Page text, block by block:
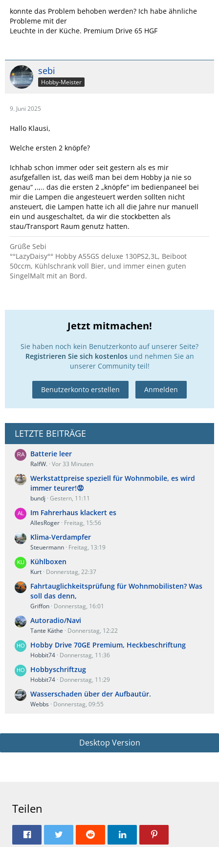
konnte das Problem behoben werden? Ich habe ähnliche
Probleme mit der
Leuchte in der Küche. Premium Drive 65 HGF
sebi
Hobby-Meister
9. Juni 2025
Hallo Klausi,
Welche ersten 2 knöpfe?
Ichhab schon immer oder seit gestern als es mir
asufgefallen ist, das weiß man bei dem Hobby ja nie so
genau“ ,.,.. das die ersten 2 „knöpfe“ im bedienpaneel bei
mir die Lampen die angesteuert werden sollten nicht
ansteuert, die Lampen hatte ich all die Jahre nur manuell
ein und ausgeschaltet, da wir die stockbetten als
stau/Transport Raum genutz hatten.
Grüße Sebi
°°LazyDaisy°° Hobby A55GS deluxe 130PS2,3L, Beiboot
50ccm, Kühlschrank voll Bier, und immer einen guten
SingelMalt mit an Bord.
Jetzt mitmachen!
Sie haben noch kein Benutzerkonto auf unserer Seite?
Registrieren Sie sich kostenlosund nehmen Sie an
unserer Community teil!
Benutzerkonto erstellen Anmelden
LETZTE BEITRÄGE
Batterie leer
RalfW. Vor 33 Minuten
Werkstattpreise speziell für Wohnmobile, es wird
immer teurer!😡
bundj Gestern, 11:11
Im Fahrerhaus klackert es
AllesRoger Freitag, 15:56
Klima-Verdampfer
Steuermann Freitag, 13:19
Kühlboxen
Kurt Donnerstag, 22:37
Fahrtauglichkeitsprüfung für Wohnmobilisten? Was
soll das denn,
Griffon Donnerstag, 16:01
Autoradio/Navi
Tante Käthe Donnerstag, 12:22
Hobby Drive 70GE Premium, Heckbeschriftung
Hobbit74 Donnerstag, 11:36
Hobbyschriftzug
Hobbit74 Donnerstag, 11:29
Wasserschaden über der Aufbautür.
Webbs Donnerstag, 09:55
Desktop Version
Teilen